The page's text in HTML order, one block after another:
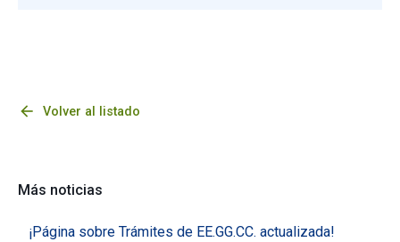
arrow_back Volver al listado
Más noticias
¡Página sobre Trámites de EE.GG.CC. actualizada!